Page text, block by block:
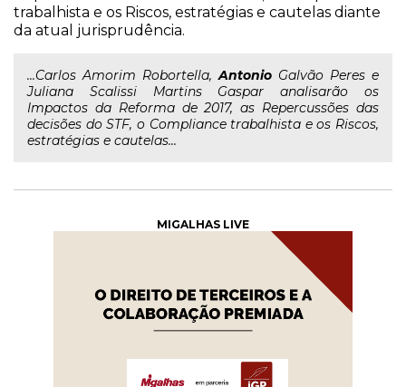
trabalhista e os Riscos, estratégias e cautelas diante
da atual jurisprudência.
...Carlos Amorim Robortella,Antonio Galvão Peres e
Juliana Scalissi Martins Gaspar analisarão os
Impactos da Reforma de 2017, as Repercussões das
decisões do STF, o Compliance trabalhista e os Riscos,
estratégias e cautelas...
MIGALHAS LIVE